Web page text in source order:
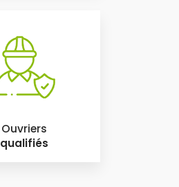
Ouvriers
qualifiés